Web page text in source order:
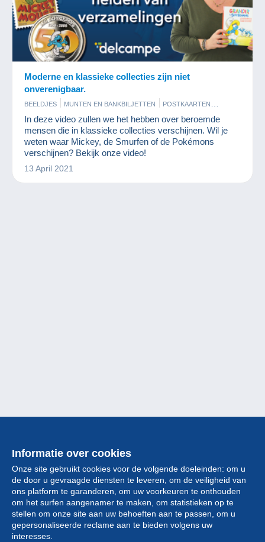
Moderne en klassieke collecties zijn niet
onverenigbaar.
BEELDJES MUNTEN EN BANKBILJETTEN
POSTKAARTEN
POSTZEGELS
SPELLETJES STRIPVERHALEN
In deze video zullen we het hebben over beroemde
mensen die in klassieke collecties verschijnen. Wil je
weten waar Mickey, de Smurfen of de Pokémons
verschijnen? Bekijk onze video!
13 April 2021
Informatie over cookies
Onze site gebruikt cookies voor de volgende doeleinden: om u
de door u gevraagde diensten te leveren, om de veiligheid van
ons platform te garanderen, om uw voorkeuren te onthouden
om het surfen aangenamer te maken, om statistieken op te
stellen om onze site aan uw behoeften aan te passen, om u
gepersonaliseerde reclame aan te bieden volgens uw
interesses.
Collectie